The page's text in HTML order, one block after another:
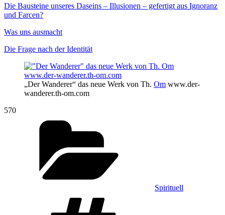
Die Bausteine unseres Daseins – Illusionen – gefertigt aus Ignoranz
und Farcen?
Was uns ausmacht
Die Frage nach der Identität
„Der Wanderer“ das neue Werk von Th. Om www.der-
wanderer.th-om.com
570
Spirituell